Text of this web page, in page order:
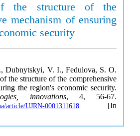
the structure of the
mechanism of ensuring
security
Dubnytskyi, V. I., Fedulova, S. O.
the structure of the comprehensive
the region's economic security.
innovations, 4, 56-67.
article/UJRN-0001311618 [In